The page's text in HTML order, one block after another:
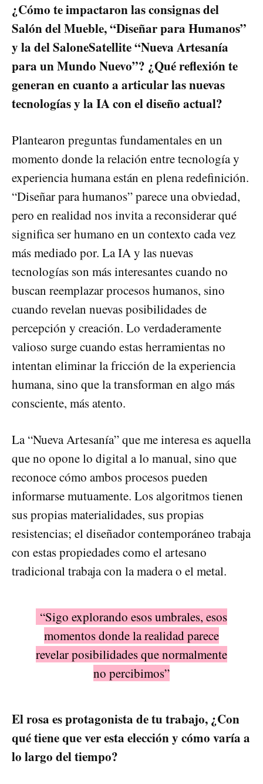
¿Cómo te impactaron las consignas del
Salón del Mueble, “Diseñar para Humanos”
y la del SaloneSatellite “Nueva Artesanía
para un Mundo Nuevo”? ¿Qué reflexión te
generan en cuanto a articular las nuevas
tecnologías y la IA con el diseño actual?
Plantearon preguntas fundamentales en un
momento donde la relación entre tecnología y
experiencia humana están en plena redefinición.
“Diseñar para humanos” parece una obviedad,
pero en realidad nos invita a reconsiderar qué
significa ser humano en un contexto cada vez
más mediado por. La IA y las nuevas
tecnologías son más interesantes cuando no
buscan reemplazar procesos humanos, sino
cuando revelan nuevas posibilidades de
percepción y creación. Lo verdaderamente
valioso surge cuando estas herramientas no
intentan eliminar la fricción de la experiencia
humana, sino que la transforman en algo más
consciente, más atento.
La “Nueva Artesanía” que me interesa es aquella
que no opone lo digital a lo manual, sino que
reconoce cómo ambos procesos pueden
informarse mutuamente. Los algoritmos tienen
sus propias materialidades, sus propias
resistencias; el diseñador contemporáneo trabaja
con estas propiedades como el artesano
tradicional trabaja con la madera o el metal.
“Sigo explorando esos umbrales, esos
momentos donde la realidad parece
revelar posibilidades que normalmente
no percibimos”
El rosa es protagonista de tu trabajo, ¿Con
qué tiene que ver esta elección y cómo varía a
lo largo del tiempo?